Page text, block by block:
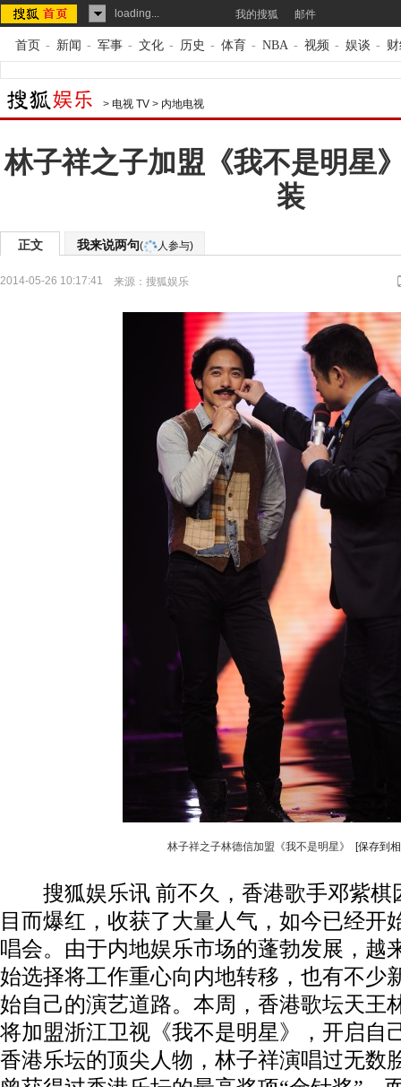
loading... 我的搜狐 邮件
首页 - 新闻 - 军事 - 文化 - 历史 - 体育 - NBA - 视频 - 娱谈 -
> 电视 TV > 内地电视
林子祥之子加盟《我不是明星
装
正文 我来说两句( 人参与)
2014-05-26 10:17:41 来源： 搜狐娱乐
林子祥之子林德信加盟《我不是明星》 [保存到
搜狐娱乐讯 前不久，香港歌手邓紫棋
目而爆红，收获了大量人气，如今已经开
唱会。由于内地娱乐市场的蓬勃发展，越
始选择将工作重心向内地转移，也有不少
始自己的演艺道路。本周，香港歌坛天王
将加盟浙江卫视《我不是明星》，开启自
香港乐坛的顶尖人物，林子祥演唱过无数